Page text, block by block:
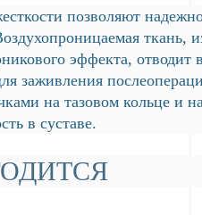
позволяют
ткань,
эффекта, отводит
заживления
на тазовом кольце и
в суставе.